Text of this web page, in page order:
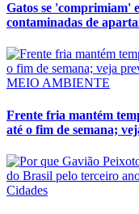
Gatos se 'comprimiam'
contaminadas de
MEIO AMBIENTE
Frente fria mantém
até o fim de semana;
Cidades